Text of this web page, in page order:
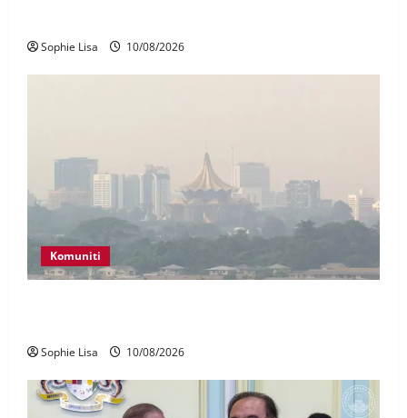
Sophie Lisa 10/08/2026
Komuniti
Sophie Lisa 10/08/2026